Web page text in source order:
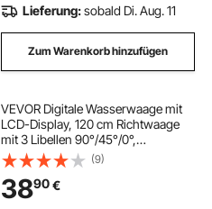
Lieferung:sobald Di. Aug. 11
Zum Warenkorb hinzufügen
VEVOR Digitale Wasserwaage mit
LCD-Display, 120 cm Richtwaage
mit 3 Libellen 90°/45°/0°,
Meganetische Maurerwaage mit
IP54 Wasserschutz & 2 Batterien,
360° Messwerkzeug für Baustelle
Hausrenovierung
(9)
3890€